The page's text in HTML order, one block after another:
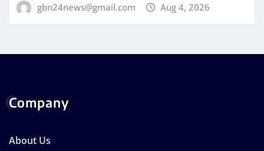
gbn24news@gmail.com Aug 4, 2026
Company
About Us